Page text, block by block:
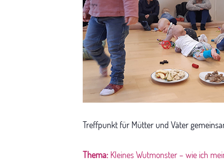
Treffpunkt für Mütter und Väter
Thema: Kleines Wutmonster – wie ich